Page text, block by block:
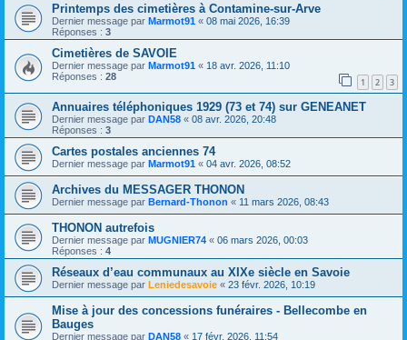
Printemps des cimetières à Contamine-sur-Arve
Dernier message par Marmot91 « 08 mai 2026, 16:39
Réponses : 3
Cimetières de SAVOIE
Dernier message par Marmot91 « 18 avr. 2026, 11:10
Réponses : 28 1 2 3
Annuaires téléphoniques 1929 (73 et 74) sur GENEANET
Dernier message par DAN58 « 08 avr. 2026, 20:48
Réponses : 3
Cartes postales anciennes 74
Dernier message par Marmot91 « 04 avr. 2026, 08:52
Archives du MESSAGER THONON
Dernier message par Bernard-Thonon « 11 mars 2026, 08:43
THONON autrefois
Dernier message par MUGNIER74 « 06 mars 2026, 00:03
Réponses : 4
Réseaux d’eau communaux au XIXe siècle en Savoie
Dernier message par Leniedesavoie « 23 févr. 2026, 10:19
Mise à jour des concessions funéraires - Bellecombe en
Bauges
Dernier message par DAN58 « 17 févr. 2026, 11:54